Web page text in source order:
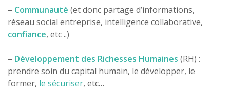
– Communauté (et donc partage d’informations,
réseau social entreprise, intelligence collaborative,
confiance, etc ..)
– Développement des Richesses Humaines (RH) :
prendre soin du capital humain, le développer, le
former, le sécuriser, etc…